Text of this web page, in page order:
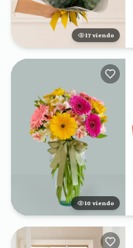
16 viendo
10 viendo